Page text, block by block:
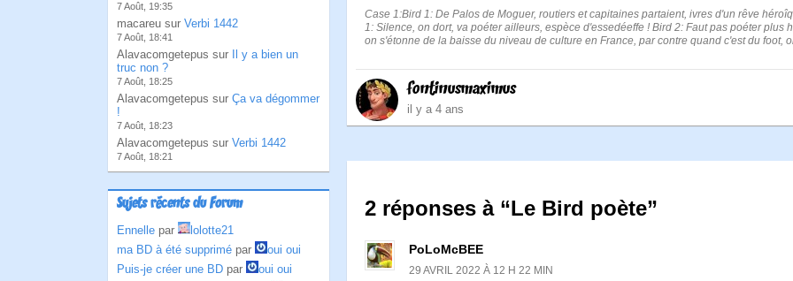
7 Août, 19:35
macareu sur Verbi 1442
7 Août, 18:41
Alavacomgetepus sur
Il y a bien un
truc non ?
7 Août, 18:25
Alavacomgetepus sur Ça va dégommer
!
7 Août, 18:23
Alavacomgetepus sur Verbi 1442
7 Août, 18:21
Sujets récents du Forum
Ennelle par
lolotte21
ma BD à été supprimé par
oui oui
Puis-je créer une BD par
oui oui
Case 1:Bird 1: De Palos de Moguer, routiers et capitaines partaient, ivres d'un rêve
1: Silence, on dort, va poéter ailleurs, espèce d'essedéeffe ! Bird 2: Faut pas poéter plus
on s'étonne de la baisse du niveau de culture en France, par contre quand c'est du foot,
fontinusmaximus
il y a 4 ans
2 réponses à “Le Bird poète”
PoLoMcBEE
29 AVRIL 2022 À 12 H 22 MIN